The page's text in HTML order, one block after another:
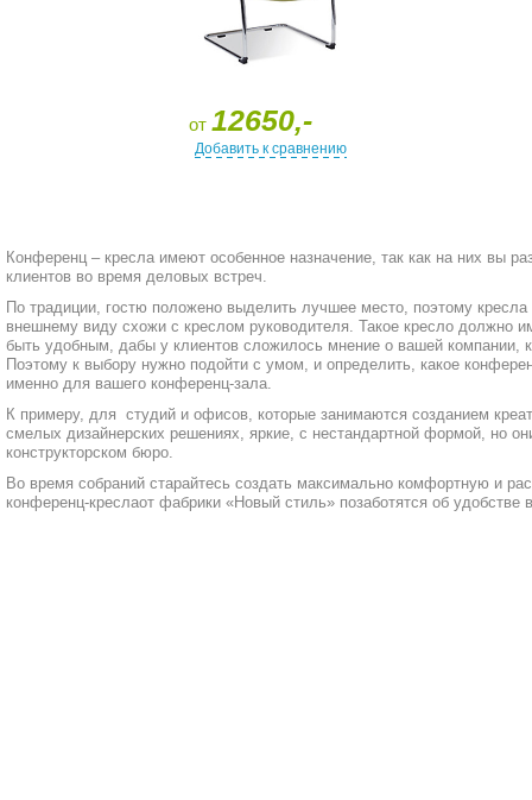
Конференц – кресла имеют особенное назначение, так как на них вы
клиентов во время деловых встреч.
По традиции, гостю положено выделить лучшее место, поэтому
внешнему виду схожи с креслом руководителя. Такое кресло должно
быть удобным, дабы у клиентов сложилось мнение о вашей компании,
Поэтому к выбору нужно подойти с умом, и определить, какое
именно для вашего конференц-зала.
К примеру, для студий и офисов, которые занимаются созданием
смелых дизайнерских решениях, яркие, с нестандартной формой, но
конструкторском бюро.
Во время собраний старайтесь создать максимально комфортную и
конференц-креслаот фабрики «Новый стиль» позаботятся об удобстве
от 12650,-
Добавить к сравнению